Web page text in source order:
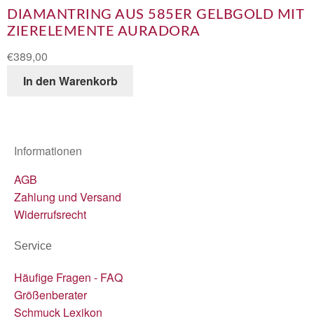
DIAMANTRING AUS 585ER GELBGOLD MIT
ZIERELEMENTE AURADORA
€389,00
In den Warenkorb
Informationen
AGB
Zahlung und Versand
Widerrufsrecht
Service
Häufige Fragen - FAQ
Größenberater
Schmuck Lexikon